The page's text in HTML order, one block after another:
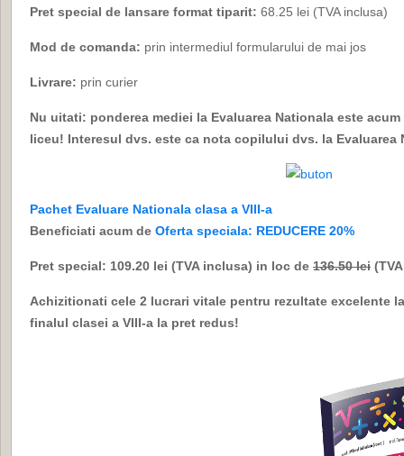
Pret special de lansare format tiparit: 68.25 lei (TVA inclusa)
Mod de comanda: prin intermediul formularului de mai jos
Livrare: prin curier
Nu uitati: ponderea mediei la Evaluarea Nationala este
liceu! Interesul dvs. este ca nota copilului dvs. la Evaluarea
Pachet Evaluare Nationala clasa a VIII-a
Beneficiati acum de Oferta speciala: REDUCERE 20%
Pret special: 109.20 lei (TVA inclusa) in loc de 136.50 lei
Achizitionati cele 2 lucrari vitale pentru rezultate excelente
finalul clasei a VIII-a la pret redus!